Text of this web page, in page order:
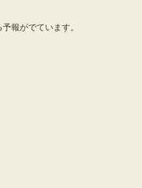
報がでています。